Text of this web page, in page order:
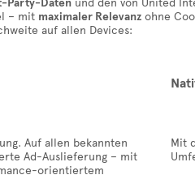
Party-Daten und den von United
– mit maximaler Relevanz ohne
auf allen Devices:
Auf allen bekannten
Ad-Auslieferung – mit
orientiertem
Mit